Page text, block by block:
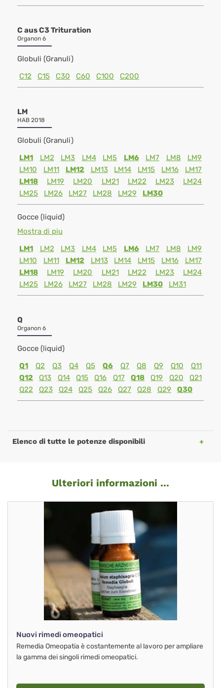
C aus C3 Trituration
Organon 6
Globuli (Granuli)
C12
C15 C30 C60 C100 C200
LM
HAB 2018
Globuli (Granuli)
LM1
LM2 LM3 LM4 LM5 LM6 LM7 LM8
LM9
LM10
LM11 LM12 LM13 LM14 LM15 LM16
LM17
LM18
LM19 LM20 LM21 LM22 LM23
LM24
LM25
LM26 LM27 LM28 LM29 LM30
Gocce (liquid)
Mostra di piu
LM1
LM2 LM3 LM4 LM5 LM6 LM7 LM8
LM9
LM10
LM11 LM12 LM13 LM14 LM15 LM16
LM17
LM18
LM19 LM20 LM21 LM22 LM23
LM24
LM25
LM26 LM27 LM28 LM29 LM30 LM31
Q
Organon 6
Gocce (liquid)
Q1
Q2 Q3 Q4 Q5 Q6 Q7 Q8 Q9 Q10
Q11
Q12
Q13 Q14 Q15 Q16 Q17 Q18 Q19 Q20
Q21
Q22
Q23 Q24 Q25 Q26 Q27 Q28 Q29 Q30
Elenco di tutte le potenze disponibili
Ulteriori informazioni ...
Nuovi rimedi omeopatici
Remedia Omeopatia è costantemente al lavoro per ampliare
la gamma dei singoli rimedi omeopatici.